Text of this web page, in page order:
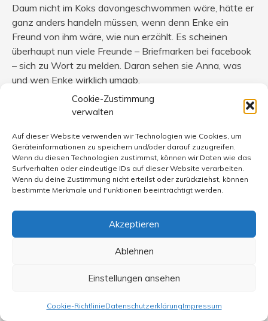
Cookie-Zustimmung
verwalten
Auf dieser Website verwenden wir Technologien wie Cookies, um
Geräteinformationen zu speichern und/oder darauf zuzugreifen.
Wenn du diesen Technologien zustimmst, können wir Daten wie das
Surfverhalten oder eindeutige IDs auf dieser Website verarbeiten.
Wenn du deine Zustimmung nicht erteilst oder zurückziehst, können
bestimmte Merkmale und Funktionen beeinträchtigt werden.
Akzeptieren
Ablehnen
Einstellungen ansehen
Cookie-RichtlinieDatenschutzerklärungImpressum
Daum nicht im Koks davongeschwommen wäre, hätte er
ganz anders handeln müssen, wenn denn Enke ein
Freund von ihm wäre, wie nun erzählt. Es scheinen
überhaupt nun viele Freunde – Briefmarken bei facebook
– sich zu Wort zu melden. Daran sehen sie Anna, was
und wen Enke wirklich umgab.
Man kann depressive Menschen helfen, dazu muß man
Sache, weil es auch ein langwieriges Krankheitsbild ist,
was nicht von heute auf morgen entsteht. Es erfordert
viel Einfühlungsvermögen, auch viel Schweigen und
selbst von einem viel Kraft. Aber die hat man, weil man
selbst als Seelenfreund Werte vermittelt, die jenen
wieder anfangen zu leben – Schrittchen für Schrittchen.
Ich selbst habe viel weggeworfen/ausggeschlagen, mir
selbst wurde viel genommen, dennoch sitze ich hier bei
schreibt, was Welt so bewegt. Und bei Bronski sitzen so
genommen wurde, viele Jahre Arbeit, Herzbliut… sie